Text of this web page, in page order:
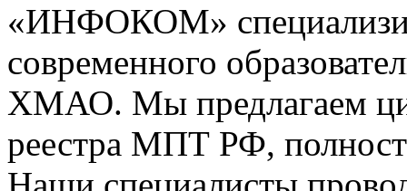
«ИНФОКОМ»
современного
ХМАО. Мы предлагаем
реестра МПТ РФ,